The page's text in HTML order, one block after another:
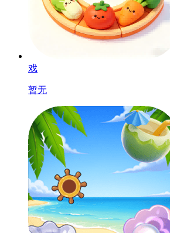
戏
暂无